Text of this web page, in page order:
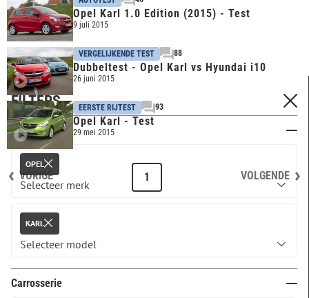
FILTERS
Merk & model
OPEL
KARL
Carrosserie
Opel Karl 1.0 Edition (2015) - Test
9 juli 2015
VERGELIJKENDE TEST 88
Dubbeltest - Opel Karl vs Hyundai i10
26 juni 2015
EERSTE RIJTEST 93
Opel Karl - Test
29 mei 2015
VORIGE VOLGENDE
1